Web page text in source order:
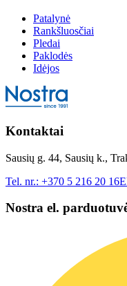
Patalynė
Rankšluosčiai
Pledai
Paklodės
Idėjos
Kontaktai
Sausių g. 44, Sausių k.,
Tel. nr.: +370 5 216 20 16
Nostra el.